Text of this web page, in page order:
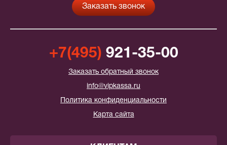
+7(495) 921-35-00
Заказать обратный звонок
info@vipkassa.ru
Политика конфиденциальности
Карта сайта